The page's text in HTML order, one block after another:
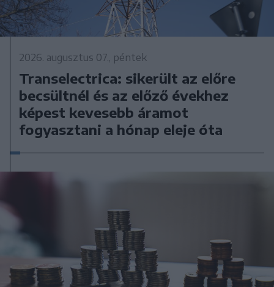
2026. augusztus 07., péntek
Transelectrica: sikerült az előre
becsültnél és az előző évekhez
képest kevesebb áramot
fogyasztani a hónap eleje óta